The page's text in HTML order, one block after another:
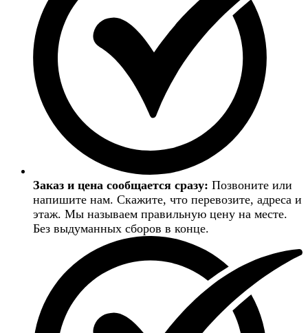
Заказ и цена сообщается сразу: Позвоните или
напишите нам. Скажите, что перевозите, адреса и
этаж. Мы называем правильную цену на месте.
Без выдуманных сборов в конце.